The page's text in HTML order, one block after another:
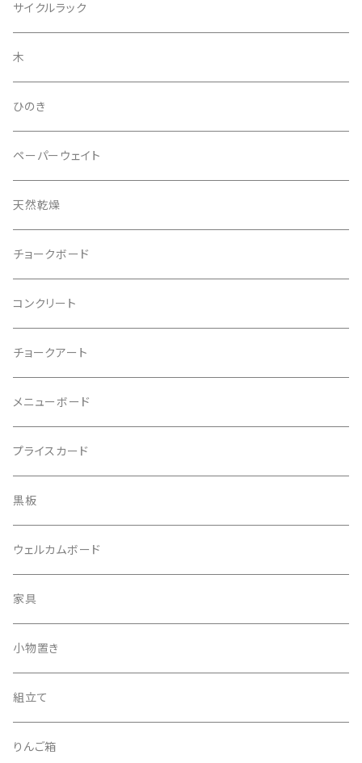
サイクルラック
木
ひのき
ペーパーウェイト
天然乾燥
チョークボード
コンクリート
チョークアート
メニューボード
プライスカード
黒板
ウェルカムボード
家具
小物置き
組立て
りんご箱